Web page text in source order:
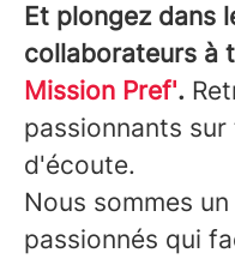
Et plongez dans
collaborateurs à
Mission Pref'.
passionnants
d'écoute.
Nous sommes
passionnés qui